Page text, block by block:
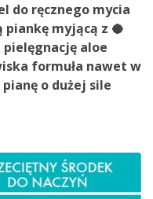
do ręcznego mycia
piankę myjącą z 🥥
pielęgnację aloe
formuła nawet w
pianę o dużej sile